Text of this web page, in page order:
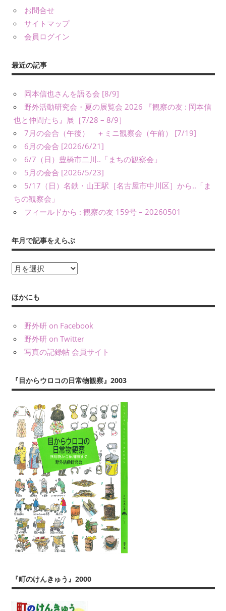
展
示、
ワ
ク
シ
ッ
プ・
講
演
（講
義）
な
ど
に
よ
表
て
ま
す。
お問合せ
サイトマップ
会員ログイン
最近の記事
岡本信也さんを語る会 [8/9]
野外活動研究会・夏の展覧会 2026 『観察の友 : 岡本信
也と仲間たち』展［7/28 – 8/9］
7月の会合（午後） ＋ミニ観察会（午前） [7/19]
6月の会合 [2026/6/21]
6/7（日）豊橋市二川..「まちの観察会」
5月の会合 [2026/5/23]
5/17（日）名鉄・山王駅［名古屋市中川区］から..「ま
ちの観察会」
フィールドから : 観察の友 159号 – 20260501
年月で記事をえらぶ
年
で
記
ほかにも
野外研 on Facebook
野外研 on Twitter
写真の記録帖 会員サイト
『目からウロコの日常物観察』2003
『町のけんきゅう』2000